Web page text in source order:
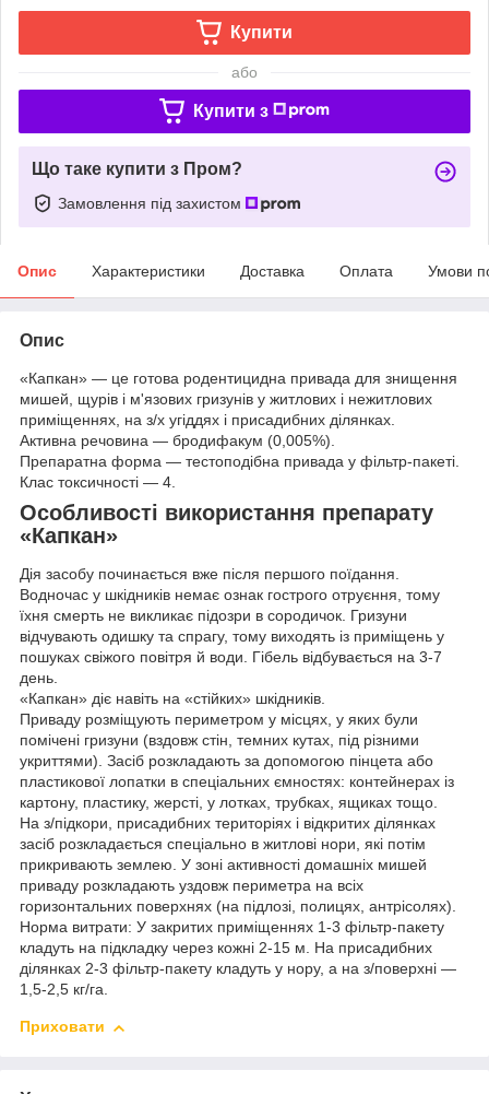
Купити
або
Купити з
Що таке купити з Пром?
Замовлення під захистом
Опис Характеристики Доставка Оплата Умови
Опис
«Капкан» — це готова родентицидна привада для знищення
мишей, щурів і м'язових гризунів у житлових і нежитлових
приміщеннях, на з/х угіддях і присадибних ділянках.
Активна речовина — бродифакум (0,005%).
Препаратна форма — тестоподібна привада у фільтр-пакеті.
Клас токсичності — 4.
Особливості використання препарату
«Капкан»
Дія засобу починається вже після першого поїдання.
Водночас у шкідників немає ознак гострого отруєння, тому
їхня смерть не викликає підозри в сородичок. Гризуни
відчувають одишку та спрагу, тому виходять із приміщень у
пошуках свіжого повітря й води. Гібель відбувається на 3-7
день.
«Капкан» діє навіть на «стійких» шкідників.
Приваду розміщують периметром у місцях, у яких були
помічені гризуни (вздовж стін, темних кутах, під різними
укриттями). Засіб розкладають за допомогою пінцета або
пластикової лопатки в спеціальних ємностях: контейнерах із
картону, пластику, жерсті, у лотках, трубках, ящиках тощо.
На з/підкори, присадибних територіях і відкритих ділянках
засіб розкладається спеціально в житлові нори, які потім
прикривають землею. У зоні активності домашніх мишей
приваду розкладають уздовж периметра на всіх
горизонтальних поверхнях (на підлозі, полицях, антрісолях).
Норма витрати: У закритих приміщеннях 1-3 фільтр-пакету
кладуть на підкладку через кожні 2-15 м. На присадибних
ділянках 2-3 фільтр-пакету кладуть у нору, а на з/поверхні —
1,5-2,5 кг/га.
Приховати